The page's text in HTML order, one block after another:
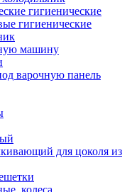
гигиенические
гигиенические
машину
варочную панель
для цоколя из
колеса